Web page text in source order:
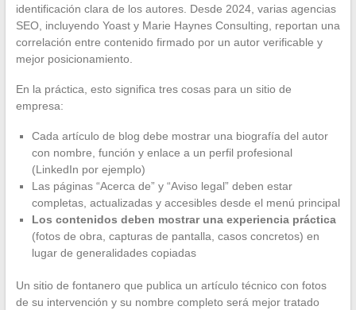
identificación clara de los autores. Desde 2024, varias agencias
SEO, incluyendo Yoast y Marie Haynes Consulting, reportan una
correlación entre contenido firmado por un autor verificable y
mejor posicionamiento.
En la práctica, esto significa tres cosas para un sitio de
empresa:
Cada artículo de blog debe mostrar una biografía del autor
con nombre, función y enlace a un perfil profesional
(LinkedIn por ejemplo)
Las páginas “Acerca de” y “Aviso legal” deben estar
completas, actualizadas y accesibles desde el menú principal
Los contenidos deben mostrar una experiencia práctica
(fotos de obra, capturas de pantalla, casos concretos) en
lugar de generalidades copiadas
Un sitio de fontanero que publica un artículo técnico con fotos
de su intervención y su nombre completo será mejor tratado